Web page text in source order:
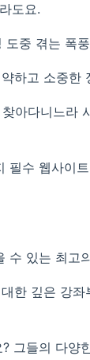
도요.
중 겪는 폭
하고 소중
아다니느라
필수 웹사이
수 있는 최고
한 깊은 강
그들의 다